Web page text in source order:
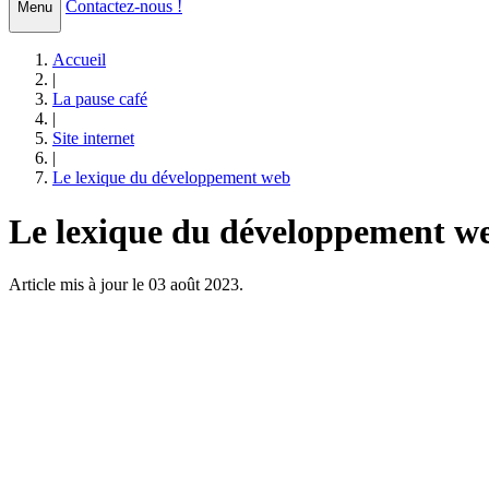
Menu Contactez-nous !
Accueil
|
La pause café
|
Site internet
|
Le lexique du développement web
Le lexique du développement
Article mis à jour le 03 août 2023.